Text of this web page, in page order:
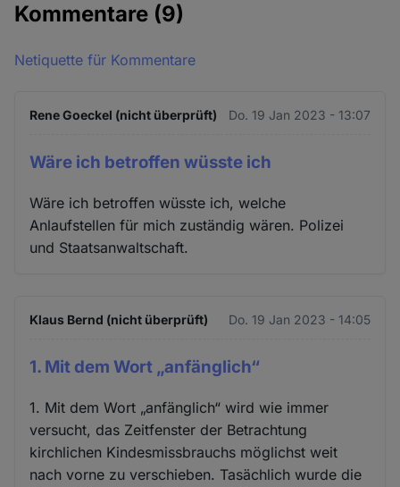
Kommentare (9)
Netiquette für Kommentare
Rene Goeckel (nicht überprüft) Do. 19 Jan 2023 - 13:07
Wäre ich betroffen wüsste ich
Wäre ich betroffen wüsste ich, welche
Anlaufstellen für mich zuständig wären. Polizei
und Staatsanwaltschaft.
Klaus Bernd (nicht überprüft) Do. 19 Jan 2023 - 14:05
1. Mit dem Wort „anfänglich“
1. Mit dem Wort „anfänglich“ wird wie immer
versucht, das Zeitfenster der Betrachtung
kirchlichen Kindesmissbrauchs möglichst weit
nach vorne zu verschieben. Tasächlich wurde die